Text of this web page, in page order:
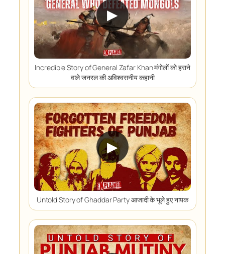
▶
Incredible Story of General Zafar Khan मंगोलों को हराने
वाले जनरल की अविश्वसनीय कहानी
▶
Untold Story of Ghaddar Party आजादी के भूले हुए नायक